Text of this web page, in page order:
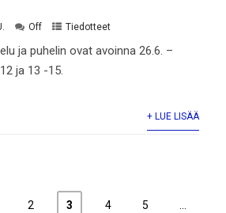
Off Tiedotteet
ja puhelin ovat avoinna 26.6. –
ja 13 -15.
+ LUE LISÄÄ
2 3 4 5 …